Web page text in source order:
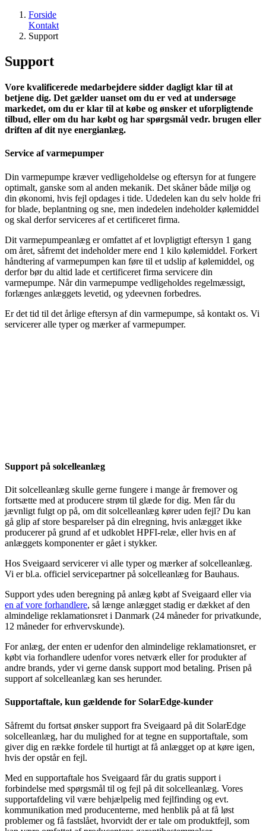
Forside
Kontakt
Support
Support
Vore kvalificerede medarbejdere sidder dagligt klar til at
betjene dig. Det gælder uanset om du er ved at undersøge
markedet, om du er klar til at købe og ønsker et uforpligtende
tilbud, eller om du har købt og har spørgsmål vedr. brugen eller
driften af dit nye energianlæg.
Service af varmepumper
Din varmepumpe kræver vedligeholdelse og eftersyn for at fungere
optimalt, ganske som al anden mekanik. Det skåner både miljø og
din økonomi, hvis fejl opdages i tide. Udedelen kan du selv holde fri
for blade, beplantning og sne, men indedelen indeholder kølemiddel
og skal derfor serviceres af et certificeret firma.
Dit varmepumpeanlæg er omfattet af et lovpligtigt eftersyn 1 gang
om året, såfremt det indeholder mere end 1 kilo kølemiddel. Forkert
håndtering af varmepumpen kan føre til et udslip af kølemiddel, og
derfor bør du altid lade et certificeret firma servicere din
varmepumpe. Når din varmepumpe vedligeholdes regelmæssigt,
forlænges anlæggets levetid, og ydeevnen forbedres.
Er det tid til det årlige eftersyn af din varmepumpe, så kontakt os. Vi
servicerer alle typer og mærker af varmepumper.
Support på solcelleanlæg
Dit solcelleanlæg skulle gerne fungere i mange år fremover og
fortsætte med at producere strøm til glæde for dig. Men får du
jævnligt fulgt op på, om dit solcelleanlæg kører uden fejl? Du kan
gå glip af store besparelser på din elregning, hvis anlægget ikke
producerer på grund af et udkoblet HPFI-relæ, eller hvis en af
anlæggets komponenter er gået i stykker.
Hos Sveigaard servicerer vi alle typer og mærker af solcelleanlæg.
Vi er bl.a. officiel servicepartner på solcelleanlæg for Bauhaus.
Support ydes uden beregning på anlæg købt af Sveigaard eller via
en af vore forhandlere, så længe anlægget stadig er dækket af den
almindelige reklamationsret i Danmark (24 måneder for privatkunde,
12 måneder for erhvervskunde).
For anlæg, der enten er udenfor den almindelige reklamationsret, er
købt via forhandlere udenfor vores netværk eller for produkter af
andre brands, yder vi gerne dansk support mod betaling. Prisen på
support af solcelleanlæg kan ses herunder.
Supportaftale, kun gældende for SolarEdge-kunder
Såfremt du fortsat ønsker support fra Sveigaard på dit SolarEdge
solcelleanlæg, har du mulighed for at tegne en supportaftale, som
giver dig en række fordele til hurtigt at få anlægget op at køre igen,
hvis der opstår en fejl.
Med en supportaftale hos Sveigaard får du gratis support i
forbindelse med spørgsmål til og fejl på dit solcelleanlæg. Vores
supportafdeling vil være behjælpelig med fejlfinding og evt.
kommunikation med producenterne, med henblik på at få løst
problemer og få fastslået, hvorvidt der er tale om produktfejl, som